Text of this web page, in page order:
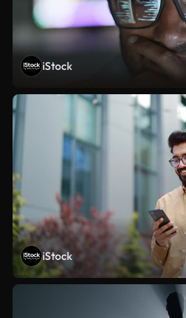
iStock
iStock